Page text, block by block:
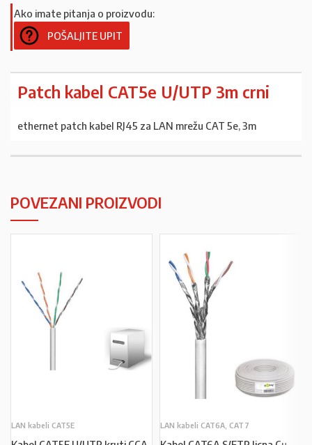
Ako imate pitanja o proizvodu:
POŠALJITE UPIT
Patch kabel CAT5e U/UTP 3m crni
ethernet patch kabel RJ45 za LAN mrežu CAT 5e, 3m
POVEZANI PROIZVODI
LAN kabeli CAT5E LAN kabeli CAT6A, CAT7